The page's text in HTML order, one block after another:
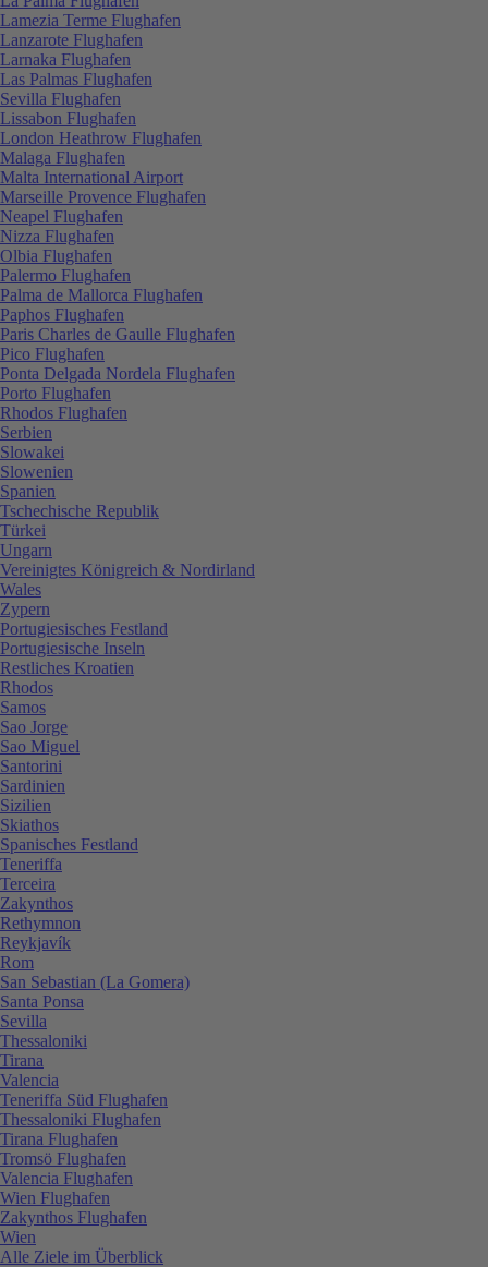
Lamezia Terme Flughafen
Lanzarote Flughafen
Larnaka Flughafen
Las Palmas Flughafen
Sevilla Flughafen
Lissabon Flughafen
London Heathrow Flughafen
Malaga Flughafen
Malta International Airport
Marseille Provence Flughafen
Neapel Flughafen
Nizza Flughafen
Olbia Flughafen
Palermo Flughafen
Palma de Mallorca Flughafen
Paphos Flughafen
Paris Charles de Gaulle Flughafen
Pico Flughafen
Ponta Delgada Nordela Flughafen
Porto Flughafen
Rhodos Flughafen
Serbien
Slowakei
Slowenien
Spanien
Tschechische Republik
Türkei
Ungarn
Vereinigtes Königreich & Nordirland
Wales
Zypern
Portugiesisches Festland
Portugiesische Inseln
Restliches Kroatien
Rhodos
Samos
Sao Jorge
Sao Miguel
Santorini
Sardinien
Sizilien
Skiathos
Spanisches Festland
Teneriffa
Terceira
Zakynthos
Rethymnon
Reykjavík
Rom
San Sebastian (La Gomera)
Santa Ponsa
Sevilla
Thessaloniki
Tirana
Valencia
Teneriffa Süd Flughafen
Thessaloniki Flughafen
Tirana Flughafen
Tromsö Flughafen
Valencia Flughafen
Wien Flughafen
Zakynthos Flughafen
Wien
Alle Ziele im Überblick